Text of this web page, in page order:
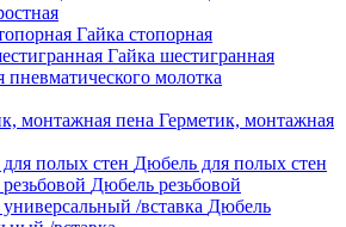
Гайка стопорная
Гайка шестигранная
пневматического молотка
Герметик, монтажная
Дюбель для полых стен
Дюбель резьбовой
Дюбель